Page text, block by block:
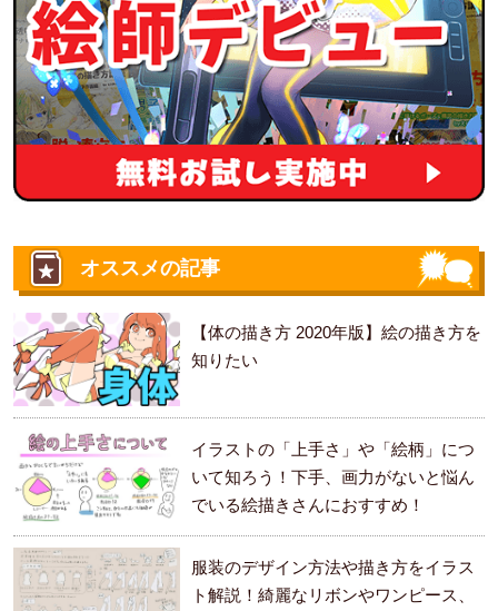
オススメの記事
【体の描き方 2020年版】絵の描き方を
知りたい
イラストの「上手さ」や「絵柄」につ
いて知ろう！下手、画力がないと悩ん
でいる絵描きさんにおすすめ！
服装のデザイン方法や描き方をイラス
ト解説！綺麗なリボンやワンピース、